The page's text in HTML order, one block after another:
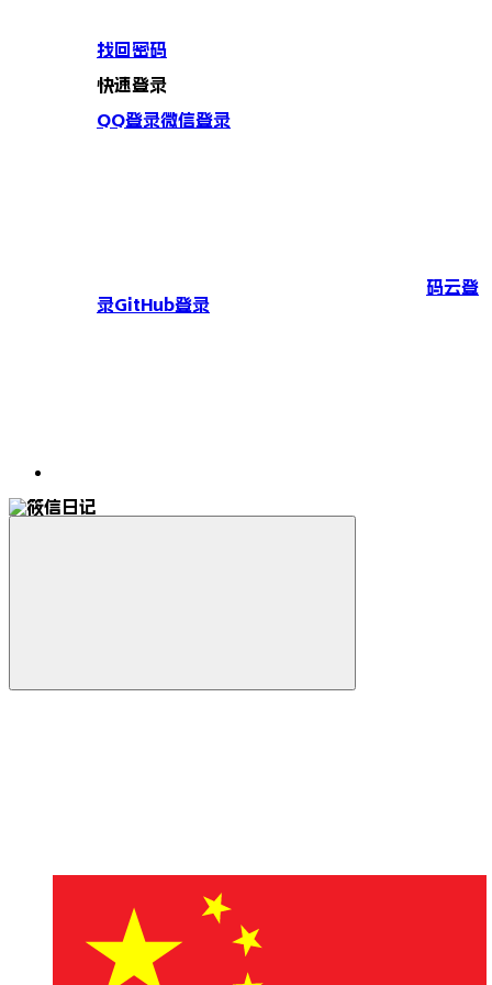
找回密码
快速登录
QQ登录微信登录
码云登
录GitHub登录